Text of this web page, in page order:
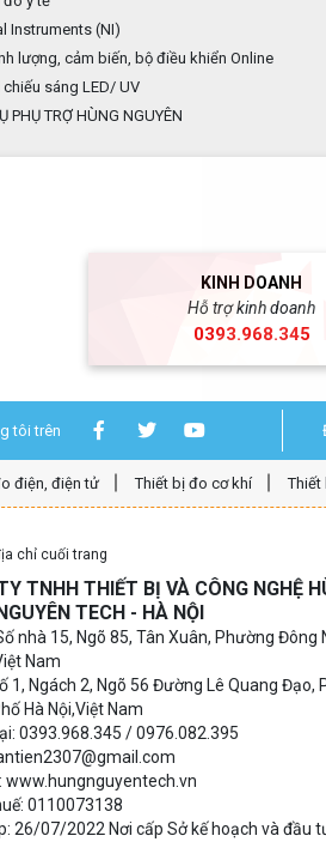
Instruments (NI)
lượng, cảm biến, bộ điều khiển Online
sáng LED/ UV
PHỤ TRỢ HÙNG NGUYÊN
KINH DOANH
Hỗ trợ kinh doanh
0393.968.345
tôi trên
điện, điện tử Thiết bị đo cơ khí Thiết
TNHH THIẾT BỊ VÀ CÔNG NGHỆ
TECH - HÀ NỘI
nhà 15, Ngõ 85, Tân Xuân, Phường Đông
Nam
1, Ngách 2, Ngõ 56 Đường Lê Quang Đạo,
Hà Nội,Việt Nam
0393.968.345 / 0976.082.395
www.hungnguyentech.vn
0110073138
26/07/2022 Nơi cấp Sở kế hoạch và đầu